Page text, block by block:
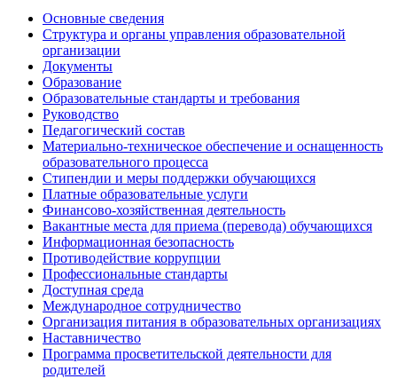
Основные сведения
Структура и органы управления образовательной
организации
Документы
Образование
Образовательные стандарты и требования
Руководство
Педагогический состав
Материально-техническое обеспечение и оснащенность
образовательного процесса
Стипендии и меры поддержки обучающихся
Платные образовательные услуги
Финансово-хозяйственная деятельность
Вакантные места для приема (перевода) обучающихся
Информационная безопасность
Противодействие коррупции
Профессиональные стандарты
Доступная среда
Международное сотрудничество
Организация питания в образовательных организациях
Наставничество
Программа просветительской деятельности для
родителей